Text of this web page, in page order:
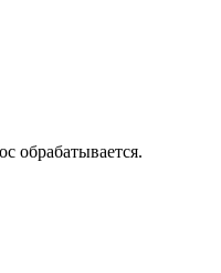
обрабатывается.